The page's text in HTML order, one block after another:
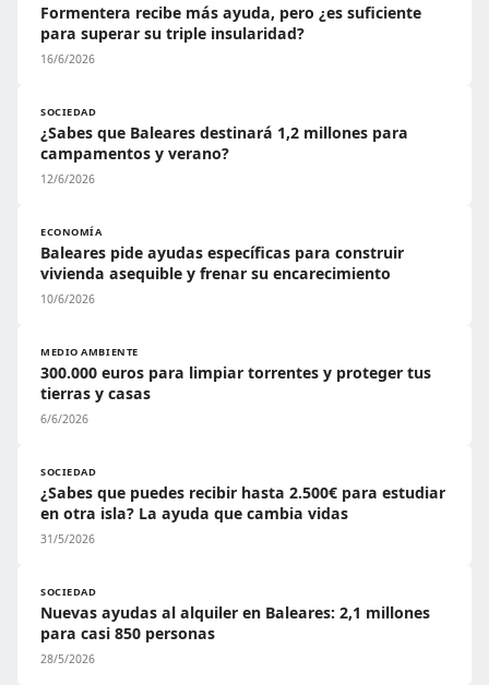
Formentera recibe más ayuda, pero ¿es suficiente
para superar su triple insularidad?
16/6/2026
SOCIEDAD
¿Sabes que Baleares destinará 1,2 millones para
campamentos y verano?
12/6/2026
ECONOMÍA
Baleares pide ayudas específicas para construir
vivienda asequible y frenar su encarecimiento
10/6/2026
MEDIO AMBIENTE
300.000 euros para limpiar torrentes y proteger tus
tierras y casas
6/6/2026
SOCIEDAD
¿Sabes que puedes recibir hasta 2.500€ para estudiar
en otra isla? La ayuda que cambia vidas
31/5/2026
SOCIEDAD
Nuevas ayudas al alquiler en Baleares: 2,1 millones
para casi 850 personas
28/5/2026